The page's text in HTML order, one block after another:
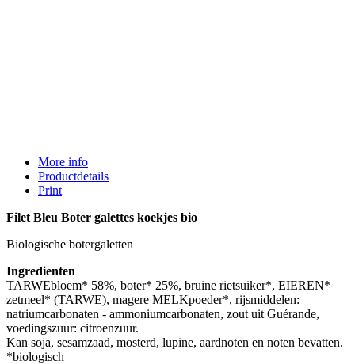
More info
Productdetails
Print
Filet Bleu Boter galettes koekjes bio
Biologische botergaletten
Ingredienten
TARWEbloem* 58%, boter* 25%, bruine rietsuiker*, EIEREN*
zetmeel* (TARWE), magere MELKpoeder*, rijsmiddelen:
natriumcarbonaten - ammoniumcarbonaten, zout uit Guérande,
voedingszuur: citroenzuur.
Kan soja, sesamzaad, mosterd, lupine, aardnoten en noten bevatten.
*biologisch